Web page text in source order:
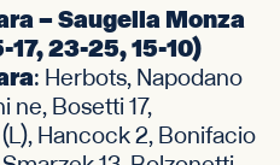
– Saugella Monza
23-25, 15-10)
: Herbots, Napodano
ne, Bosetti 17,
Hancock 2, Bonifacio